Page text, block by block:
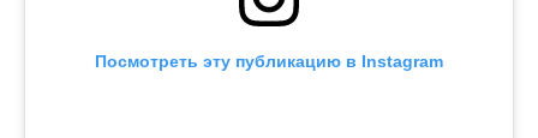
Посмотреть эту публикацию в Instagram